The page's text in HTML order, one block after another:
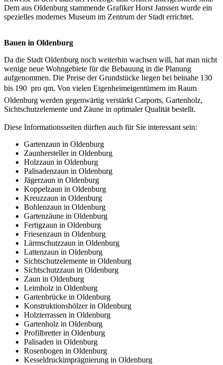
Dem aus Oldenburg stammende Grafiker Horst Janssen wurde ein
spezielles modernes Museum im Zentrum der Stadt errichtet.
Bauen in Oldenburg
Da die Stadt Oldenburg noch weiterhin wachsen will, hat man nicht
wenige neue Wohngebiete für die Bebauung in die Planung
aufgenommen. Die Preise der Grundstücke liegen bei beinahe 130
bis 190  pro qm. Von vielen Eigenheimeigentümern im Raum
Oldenburg werden gegenwärtig verstärkt Carports, Gartenholz,
Sichtschutzelemente und Zäune in optimaler Qualität bestellt.
Diese Informationsseiten dürften auch für Sie interessant sein:
Gartenzaun in Oldenburg
Zaunhersteller in Oldenburg
Holzzaun in Oldenburg
Palisadenzaun in Oldenburg
Jägerzaun in Oldenburg
Koppelzaun in Oldenburg
Kreuzzaun in Oldenburg
Bohlenzaun in Oldenburg
Gartenzäune in Oldenburg
Fertigzaun in Oldenburg
Friesenzaun in Oldenburg
Lärmschutzzaun in Oldenburg
Lattenzaun in Oldenburg
Sichtschutzelemente in Oldenburg
Sichtschutzzaun in Oldenburg
Zaun in Oldenburg
Leimholz in Oldenburg
Gartenbrücke in Oldenburg
Konstruktionshölzer in Oldenburg
Holzterrassen in Oldenburg
Gartenholz in Oldenburg
Profilbretter in Oldenburg
Palisaden in Oldenburg
Rosenbogen in Oldenburg
Kesseldruckimprägnierung in Oldenburg